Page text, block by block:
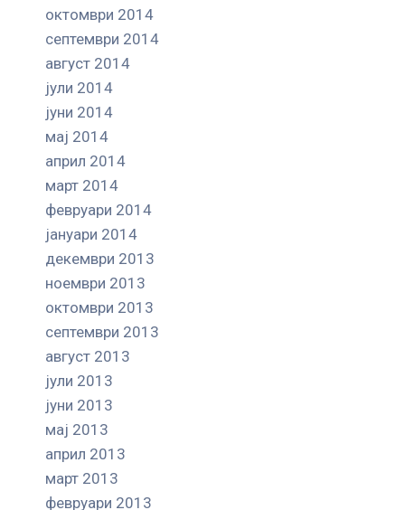
октомври 2014
септември 2014
август 2014
јули 2014
јуни 2014
мај 2014
април 2014
март 2014
февруари 2014
јануари 2014
декември 2013
ноември 2013
октомври 2013
септември 2013
август 2013
јули 2013
јуни 2013
мај 2013
април 2013
март 2013
февруари 2013